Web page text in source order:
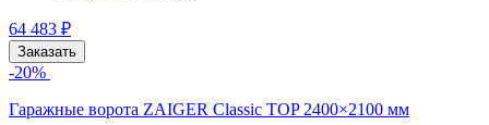
64 483 ₽
Заказать
-20%
Гаражные ворота ZAIGER Classic TOP 2400×2100 мм